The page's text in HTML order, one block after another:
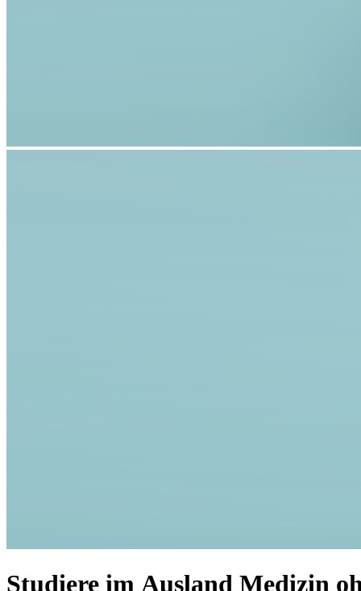
Studiere im Ausland Medizin